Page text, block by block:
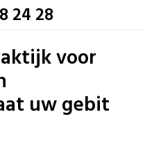
24 28
voor
uw gebit